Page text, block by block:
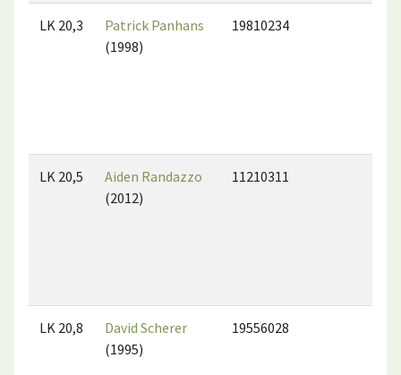
LK 20,3
Patrick Panhans
(1998)
19810234
LK 20,5
Aiden Randazzo
(2012)
11210311
LK 20,8
David Scherer
(1995)
19556028